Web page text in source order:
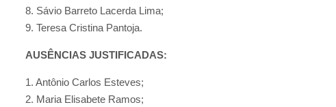
8. Sávio Barreto Lacerda Lima;
9. Teresa Cristina Pantoja.
AUSÊNCIAS JUSTIFICADAS:
1. Antônio Carlos Esteves;
2. Maria Elisabete Ramos;